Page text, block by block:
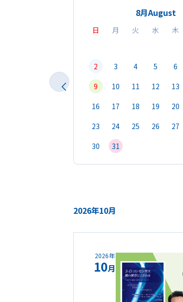
8月August
日 月 火 水 木
2
3 4 5 6
9
10 11 12 13
16
17 18 19 20
23
24 25 26 27
30
31
2026年10月
2026年
10月